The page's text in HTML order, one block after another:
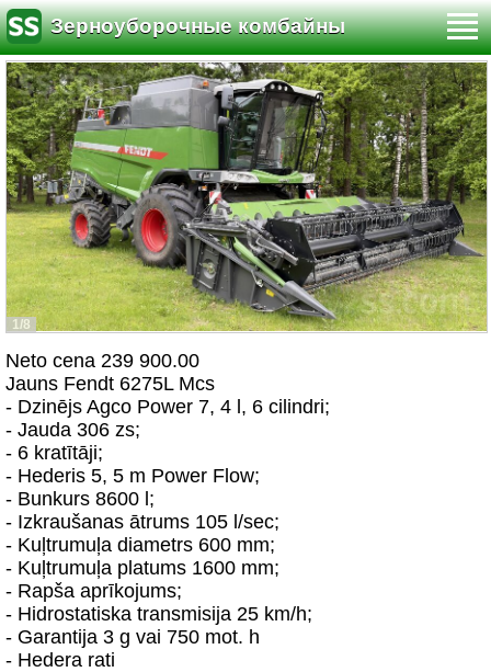
Зерноуборочные комбайны
1/8
Neto cena 239 900.00
Jauns Fendt 6275L Mcs
- Dzinējs Agco Power 7, 4 l, 6 cilindri;
- Jauda 306 zs;
- 6 kratītāji;
- Hederis 5, 5 m Power Flow;
- Bunkurs 8600 l;
- Izkraušanas ātrums 105 l/sec;
- Kuļtrumuļa diametrs 600 mm;
- Kuļtrumuļa platums 1600 mm;
- Rapša aprīkojums;
- Hidrostatiska transmisija 25 km/h;
- Garantija 3 g vai 750 mot. h
- Hedera rati